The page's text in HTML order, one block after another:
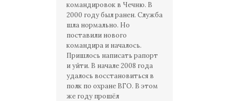
командировок в Чечню. В
2000 году был ранен. Служба
шла нормально. Но
поставили нового
командира и началось.
Пришлось написать рапорт
и уйти. В начале 2008 года
удалось восстановиться в
полк по охране ВГО. В этом
же году прошёл